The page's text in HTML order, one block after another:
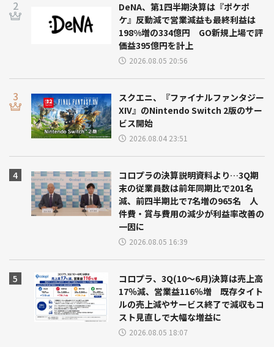
DeNA、第1四半期決算は『ポケポ
ケ』反動減で営業減益も最終利益は
198%増の334億円 GO新規上場で評
価益395億円を計上
2026.08.05 20:56
スクエニ、『ファイナルファンタジー
XIV』のNintendo Switch 2版のサー
ビス開始
2026.08.04 23:51
コロプラの決算説明資料より…3Q期
末の従業員数は前年同期比で201名
減、前四半期比で7名増の965名 人
件費・賞与費用の減少が利益率改善の
一因に
2026.08.05 16:39
コロプラ、3Q(10～6月)決算は売上高
17％減、営業益116％増 既存タイト
ルの売上減やサービス終了で減収もコ
スト見直しで大幅な増益に
2026.08.05 18:07